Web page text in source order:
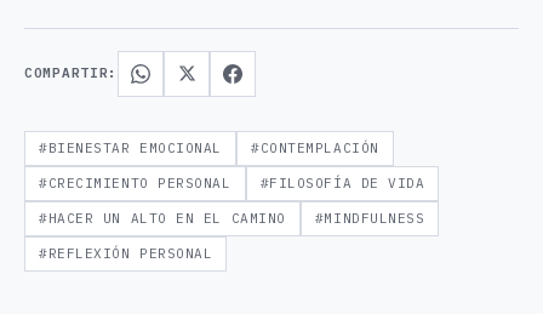
COMPARTIR:
#BIENESTAR EMOCIONAL #CONTEMPLACIÓN
#CRECIMIENTO PERSONAL #FILOSOFÍA DE VIDA
#HACER UN ALTO EN EL CAMINO #MINDFULNESS
#REFLEXIÓN PERSONAL